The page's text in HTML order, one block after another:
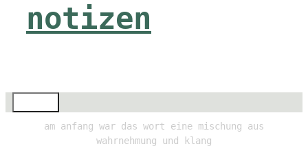
notizen
am anfang war das wort eine mischung aus
wahrnehmung und klang